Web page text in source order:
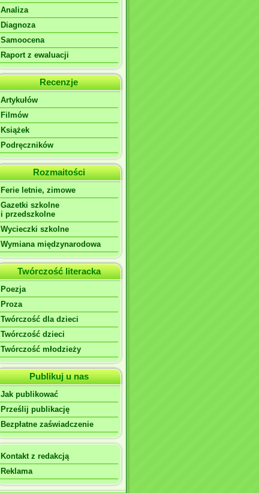
Analiza
Diagnoza
Samoocena
Raport z ewaluacji
Recenzje
Artykułów
Filmów
Książek
Podręczników
Rozmaitości
Ferie letnie, zimowe
Gazetki szkolne
i przedszkolne
Wycieczki szkolne
Wymiana międzynarodowa
Twórczość literacka
Poezja
Proza
Twórczość dla dzieci
Twórczość dzieci
Twórczość młodzieży
Publikuj u nas
Jak publikować
Prześlij publikację
Bezpłatne zaświadczenie
Kontakt z redakcją
Reklama